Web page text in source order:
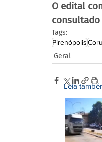
O edital
consultado
Tags:
Pirenópolis
Geral
Leia